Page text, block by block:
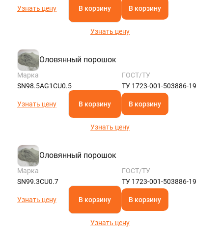
Узнать цену В корзину В корзину
Узнать цену
Оловянный порошок
Марка
SN98.5AG1CU0.5
ГОСТ/ТУ
ТУ 1723-001-503886-19
Узнать цену В корзину В корзину
Узнать цену
Оловянный порошок
Марка
SN99.3CU0.7
ГОСТ/ТУ
ТУ 1723-001-503886-19
Узнать цену В корзину В корзину
Узнать цену